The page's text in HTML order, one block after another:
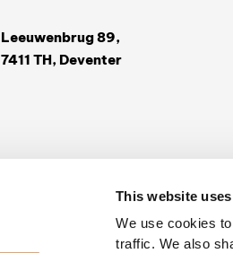
This website
We use cookies
traffic. We also
Leeuwenbrug 89,
7411 TH, Deventer